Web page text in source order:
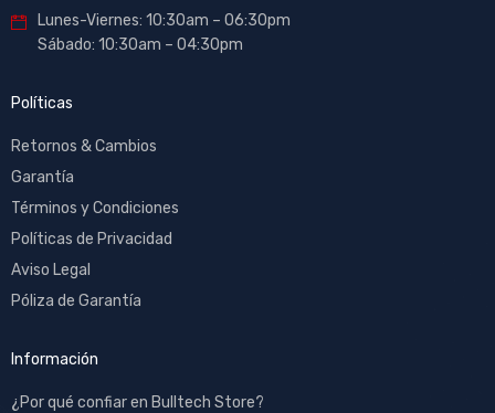
Lunes-Viernes: 10:30am – 06:30pm
Sábado: 10:30am – 04:30pm
Políticas
Retornos & Cambios
Garantía
Términos y Condiciones
Políticas de Privacidad
Aviso Legal
Póliza de Garantía
Información
¿Por qué confiar en Bulltech Store?